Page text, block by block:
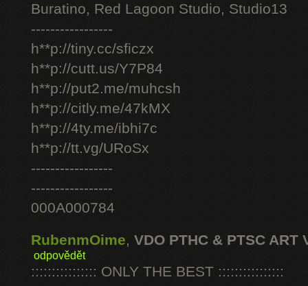
Buratino, Red Lagoon Studio, Studio13
-----------------
h**p://tiny.cc/sficzx
h**p://cutt.us/Y7P84
h**p://put2.me/muhcsh
h**p://citly.me/47kMX
h**p://4ty.me/ibhi7c
h**p://tt.vg/URoSx
-----------------
-----------------
000A000784
RubenmOime, VDO PTHC & PTSC ART
odpovědět
:::::::::::::::: ONLY THE BEST ::::::::::::::::